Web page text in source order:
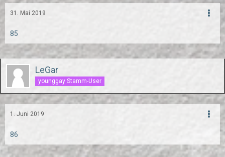
31. Mai 2019
85
LeGar
younggay Stamm-User
1. Juni 2019
86